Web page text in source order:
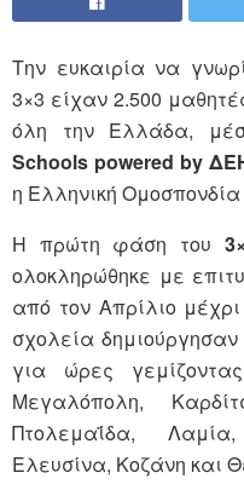
Την ευκαιρία να
3×3 είχαν 2.500
όλη την Ελλάδα,
Schools powered by
η Ελληνική
Η πρώτη φάση του
ολοκληρώθηκε με
από τον Απρίλιο
σχολεία
για ώρες
Μεγαλόπολη,
Πτολεμαΐδα,
Ελευσίνα, Κοζάνη και